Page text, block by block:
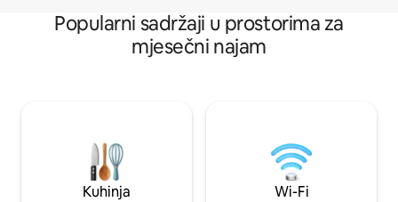
Popularni sadržaji u prostorima za
mjesečni najam
Kuhinja Wi-Fi